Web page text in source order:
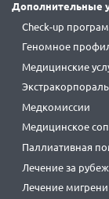
Дополнительные
Check-up
Геномное
Медицинские
Медкомиссии
Медицинское
Паллиативная
Лечение за
Лечение мигрени